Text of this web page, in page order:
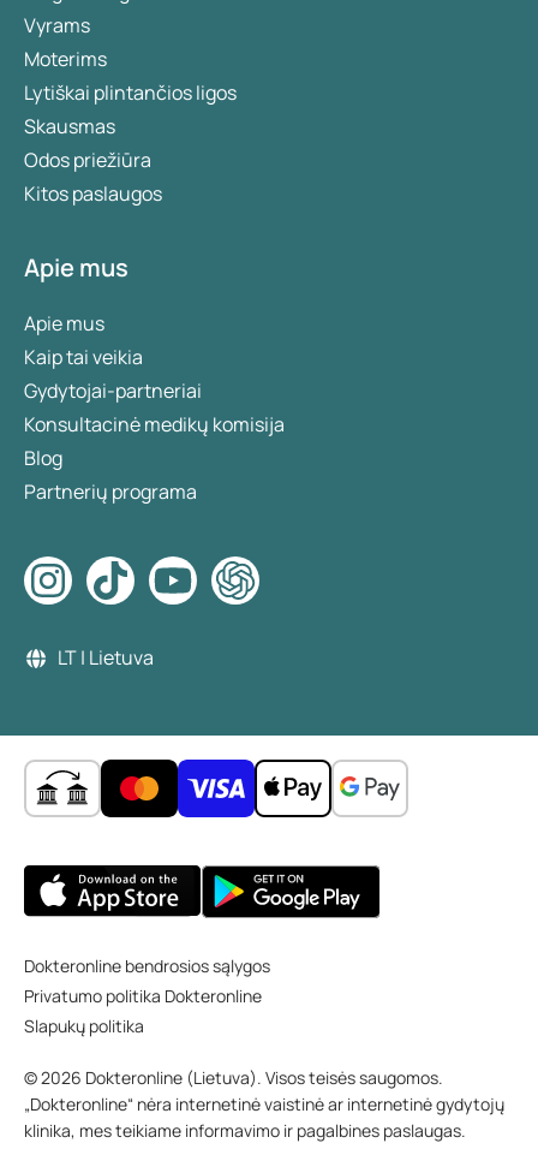
Vyrams
Moterims
Lytiškai plintančios ligos
Skausmas
Odos priežiūra
Kitos paslaugos
Apie mus
Apie mus
Kaip tai veikia
Gydytojai-partneriai
Konsultacinė medikų komisija
Blog
Partnerių programa
LT | Lietuva
Dokteronline bendrosios sąlygos
Privatumo politika Dokteronline
Slapukų politika
© 2026 Dokteronline (Lietuva). Visos teisės saugomos.
„Dokteronline“ nėra internetinė vaistinė ar internetinė gydytojų
klinika, mes teikiame informavimo ir pagalbines paslaugas.